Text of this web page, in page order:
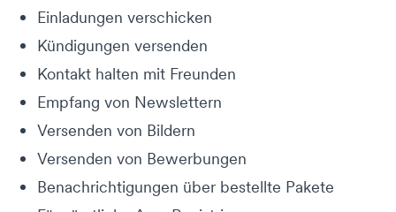
Einladungen verschicken
Kündigungen versenden
Kontakt halten mit Freunden
Empfang von Newslettern
Versenden von Bildern
Versenden von Bewerbungen
Benachrichtigungen über bestellte Pakete